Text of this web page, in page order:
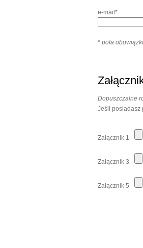
e-mail*
* pola
Dopuszczalne
Jeśli posiadasz
Załącznik 1 -
Załącznik 3 -
Załącznik 5 -